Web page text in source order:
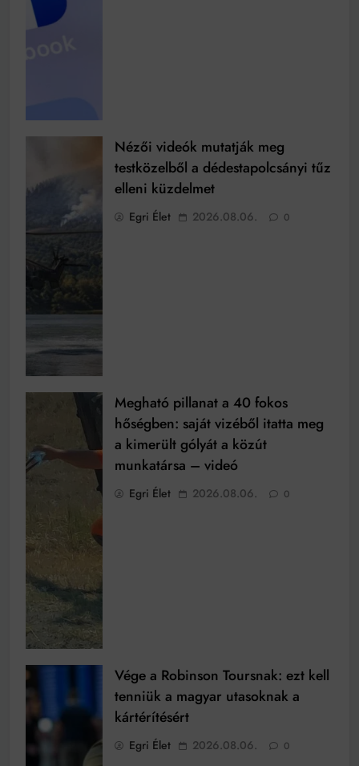
Nézői videók mutatják meg
testközelből a dédestapolcsányi tűz
elleni küzdelmet
Egri Élet 2026.08.06. 0
Megható pillanat a 40 fokos
hőségben: saját vizéből itatta meg
a kimerült gólyát a közút
munkatársa – videó
Egri Élet 2026.08.06. 0
Vége a Robinson Toursnak: ezt kell
tenniük a magyar utasoknak a
kártérítésért
Egri Élet 2026.08.06. 0